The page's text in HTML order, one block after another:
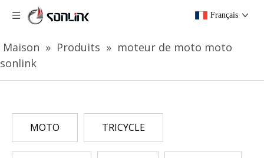
Français
Maison » Produits » moteur de moto moto
sonlink
MOTO TRICYCLE